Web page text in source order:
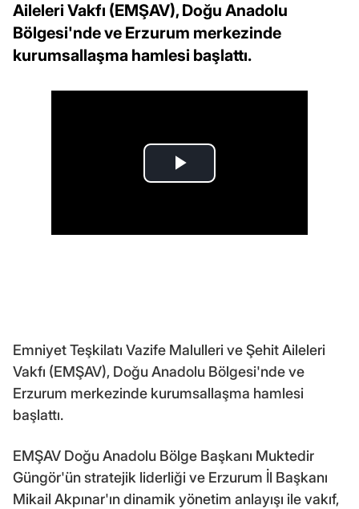
Aileleri Vakfı (EMŞAV), Doğu Anadolu
Bölgesi'nde ve Erzurum merkezinde
kurumsallaşma hamlesi başlattı.
Emniyet Teşkilatı Vazife Malulleri ve Şehit Aileleri
Vakfı (EMŞAV), Doğu Anadolu Bölgesi'nde ve
Erzurum merkezinde kurumsallaşma hamlesi
başlattı.
EMŞAV Doğu Anadolu Bölge Başkanı Muktedir
Güngör'ün stratejik liderliği ve Erzurum İl Başkanı
Mikail Akpınar'ın dinamik yönetim anlayışı ile vakıf,